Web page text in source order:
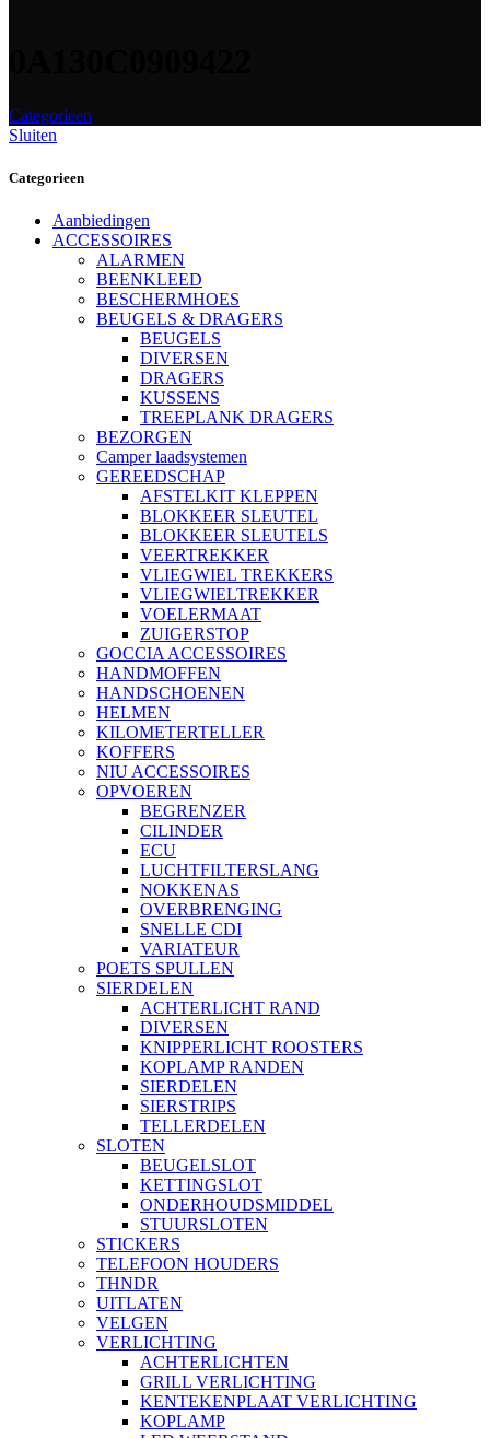
Categorieen
Sluiten
Categorieen
Aanbiedingen
ACCESSOIRES
ALARMEN
BEENKLEED
BESCHERMHOES
BEUGELS & DRAGERS
BEUGELS
DIVERSEN
DRAGERS
KUSSENS
TREEPLANK DRAGERS
BEZORGEN
Camper laadsystemen
GEREEDSCHAP
AFSTELKIT KLEPPEN
BLOKKEER SLEUTEL
BLOKKEER SLEUTELS
VEERTREKKER
VLIEGWIEL TREKKERS
VLIEGWIELTREKKER
VOELERMAAT
ZUIGERSTOP
GOCCIA ACCESSOIRES
HANDMOFFEN
HANDSCHOENEN
HELMEN
KILOMETERTELLER
KOFFERS
NIU ACCESSOIRES
OPVOEREN
BEGRENZER
CILINDER
ECU
LUCHTFILTERSLANG
NOKKENAS
OVERBRENGING
SNELLE CDI
VARIATEUR
POETS SPULLEN
SIERDELEN
ACHTERLICHT RAND
DIVERSEN
KNIPPERLICHT ROOSTERS
KOPLAMP RANDEN
SIERDELEN
SIERSTRIPS
TELLERDELEN
SLOTEN
BEUGELSLOT
KETTINGSLOT
ONDERHOUDSMIDDEL
STUURSLOTEN
STICKERS
TELEFOON HOUDERS
THNDR
UITLATEN
VELGEN
VERLICHTING
ACHTERLICHTEN
GRILL VERLICHTING
KENTEKENPLAAT VERLICHTING
KOPLAMP